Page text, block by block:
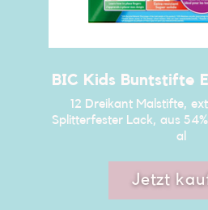
BIC Kids Buntstifte
12 Dreikant Malstifte,
Splitterfester Lack, aus
al​
Jetzt